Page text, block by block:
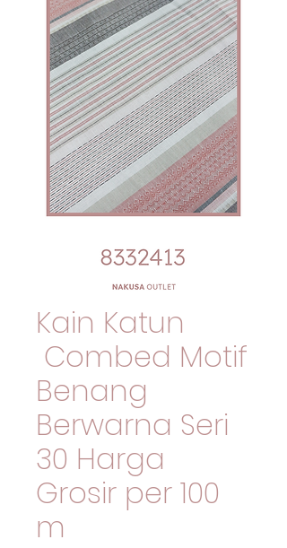
Kain Katun
Combed Motif
Benang
Berwarna Seri
30 Harga
Grosir per 100
m